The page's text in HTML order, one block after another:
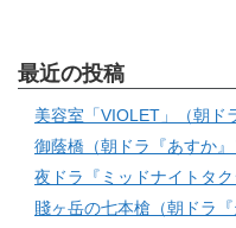
最近の投稿
美容室「VIOLET」（朝ド
御蔭橋（朝ドラ『あすか』
夜ドラ『ミッドナイトタ
賤ヶ岳の七本槍（朝ドラ『